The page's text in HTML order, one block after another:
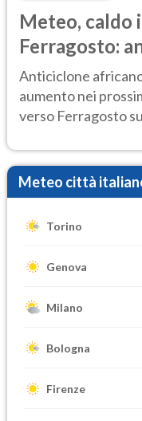
Meteo, caldo
Ferragosto:
ancora
Anticiclone
aumento nei
verso Ferragosto
Meteo città
Torino
Genova
Milano
Bologna
Firenze